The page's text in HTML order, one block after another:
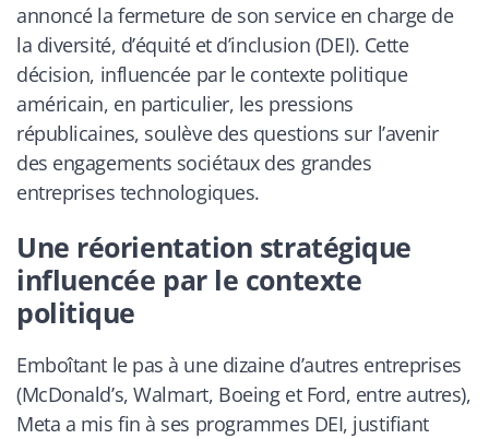
annoncé la fermeture de son service en charge de
la diversité, d’équité et d’inclusion (DEI). Cette
décision, influencée par le contexte politique
américain, en particulier, les pressions
républicaines, soulève des questions sur l’avenir
des engagements sociétaux des grandes
entreprises technologiques.
Une réorientation stratégique
influencée par le contexte
politique
Emboîtant le pas à une dizaine d’autres entreprises
(McDonald’s, Walmart, Boeing et Ford, entre autres),
Meta a mis fin à ses programmes DEI, justifiant